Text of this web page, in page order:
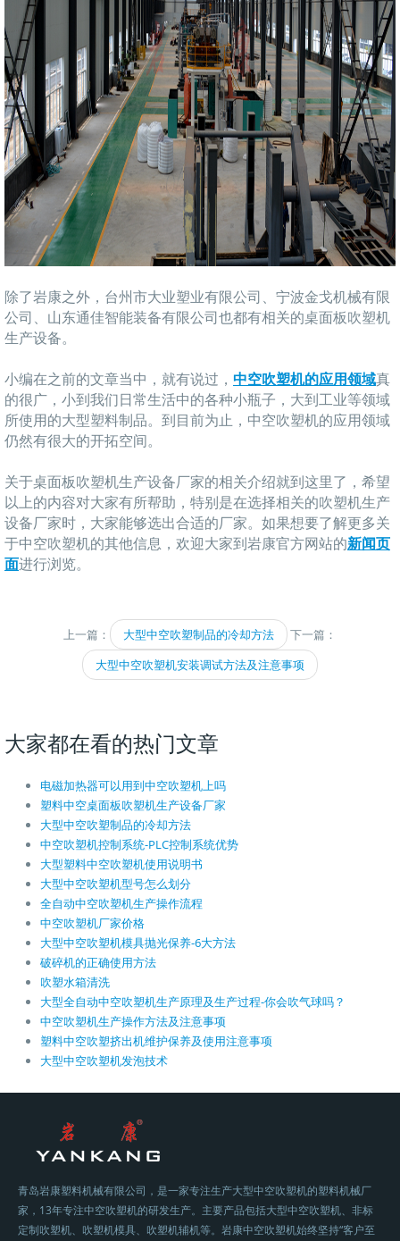
除了岩康之外，台州市大业塑业有限公司、宁波金戈机械有限
公司、山东通佳智能装备有限公司也都有相关的桌面板吹塑机
生产设备。
小编在之前的文章当中，就有说过， 中空吹塑机的应用领域真
的很广，小到我们日常生活中的各种小瓶子，大到工业等领域
所使用的大型塑料制品。到目前为止，中空吹塑机的应用领域
仍然有很大的开拓空间。
关于桌面板吹塑机生产设备厂家的相关介绍就到这里了，希望
以上的内容对大家有所帮助，特别是在选择相关的吹塑机生产
设备厂家时，大家能够选出合适的厂家。如果想要了解更多关
于中空吹塑机的其他信息，欢迎大家到岩康官方网站的新闻页
面进行浏览。
上一篇： 大型中空吹塑制品的冷却方法
下一篇：
大型中空吹塑机安装调试方法及注意事项
大家都在看的热门文章
电磁加热器可以用到中空吹塑机上吗
塑料中空桌面板吹塑机生产设备厂家
大型中空吹塑制品的冷却方法
中空吹塑机控制系统-PLC控制系统优势
大型塑料中空吹塑机使用说明书
大型中空吹塑机型号怎么划分
全自动中空吹塑机生产操作流程
中空吹塑机厂家价格
大型中空吹塑机模具抛光保养-6大方法
破碎机的正确使用方法
吹塑水箱清洗
大型全自动中空吹塑机生产原理及生产过程-你会吹气球吗？
中空吹塑机生产操作方法及注意事项
塑料中空吹塑挤出机维护保养及使用注意事项
大型中空吹塑机发泡技术
青岛岩康塑料机械有限公司，是一家专注生产大型中空吹塑机的塑料机械厂
家，13年专注中空吹塑机的研发生产。主要产品包括大型中空吹塑机、非标
定制吹塑机、吹塑机模具、吹塑机辅机等。岩康中空吹塑机始终坚持“客户至